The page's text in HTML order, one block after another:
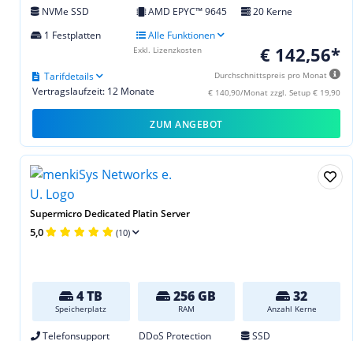
NVMe SSD AMD EPYC™ 9645
20 Kerne
1 Festplatten
Alle Funktionen
€ 142,56*
Durchschnittspreis pro Monat
€ 140,90/Monat zzgl. Setup € 19,90
Vertragslaufzeit: 12 Monate
Tarifdetails
Exkl. Lizenzkosten
ZUM ANGEBOT
Supermicro Dedicated Platin Server
5,0 (10)
4 TB
Speicherplatz
256 GB
RAM
32
Anzahl Kerne
Telefonsupport DDoS Protection SSD